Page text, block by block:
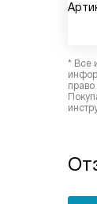
* Все